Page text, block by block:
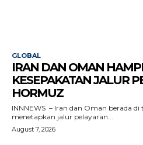
GLOBAL
IRAN DAN OMAN
KESEPAKATAN JALUR
HORMUZ
INNNEWS – Iran dan Oman berada
menetapkan jalur pelayaran...
August 7, 2026